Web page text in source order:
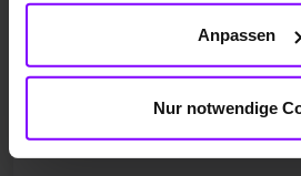
Anpassen
Nur notwendige
42.460,00 EUR
Leasing ab mtl.